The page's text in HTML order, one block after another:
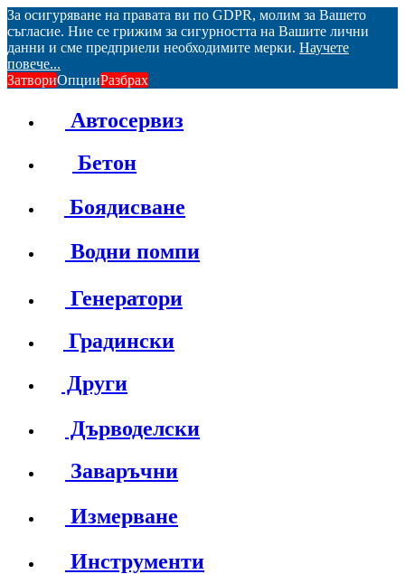
За осигуряване на правата ви по GDPR, молим за Вашето
съгласие. Ние се грижим за сигурността на Вашите лични
данни и сме предприели необходимите мерки. Научете
повече...
ЗатвориОпцииРазбрах
Автосервиз
Бетон
Боядисване
Водни помпи
Генератори
Градински
Други
Дърводелски
Заваръчни
Измерване
Инструменти